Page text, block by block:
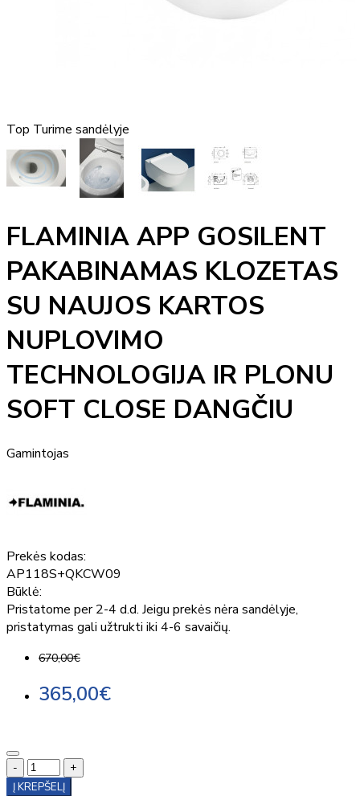
Top Turime sandėlyje
FLAMINIA APP GOSILENT
PAKABINAMAS KLOZETAS
SU NAUJOS KARTOS
NUPLOVIMO
TECHNOLOGIJA IR PLONU
SOFT CLOSE DANGČIU
Gamintojas
Prekės kodas:
AP118S+QKCW09
Būklė:
Pristatome per 2-4 d.d. Jeigu prekės nėra sandėlyje,
pristatymas gali užtrukti iki 4-6 savaičių.
670,00€
365,00€
-
+
Į KREPŠELĮ